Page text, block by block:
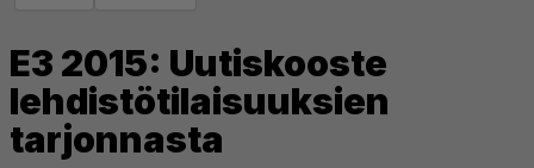
E3 2015: Uutiskooste
lehdistötilaisuuksien
tarjonnasta